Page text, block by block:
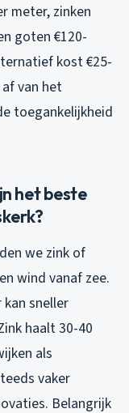
meter, zinken
goten €120-
kost €25-
van het
toegankelijkheid
het beste
we zink of
wind vanaf zee.
sneller
haalt 30-40
als
vaker
Belangrijk